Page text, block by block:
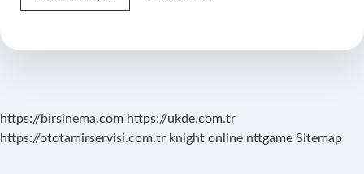
Mı
Çırak
https://birsinema.com https://ukde.com.tr
https://ototamirservisi.com.tr knight online nttgame Sitemap